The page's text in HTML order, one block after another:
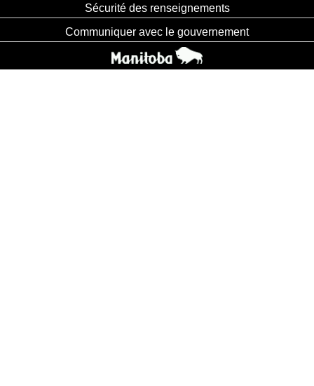
Sécurité des renseignements
Communiquer avec le gouvernement